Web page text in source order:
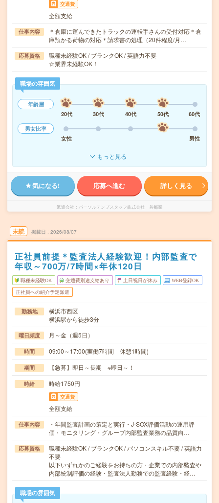
交通費
全額支給
仕事内容
＊倉庫に運んできたトラックの運転手さんの受付対応＊倉
庫預かる荷物の対応＊請求書の処理（20件程度/月…
応募資格
職種未経験OK / ブランクOK / 英語力不要
☆業界未経験OK！
職場の雰囲気
年齢層
20代
30代 40代 50代
60代
男女比率
女性
男性
もっと見る
気になる! 応募へ進む 詳しく見る
派遣会社 パーソルテンプスタッフ株式会社 首都圏
未読 掲載日 2026/08/07
正社員前提＊監査法人経験歓迎！内部監査で
年収～700万/7時間×年休120日
職種未経験OK 交通費別途支給あり 土日祝日が休み WEB登録OK
正社員への紹介予定派遣
勤務地
横浜市西区
横浜駅から徒歩3分
曜日頻度 月～金（週5日）
時間 09:00～17:00(実働7時間 休憩1時間)
期間 【急募】即日～長期 ※即日～！
時給 時給1750円
交通費
全額支給
仕事内容
・年間監査計画の策定と実行・J-SOX評価活動の運用評
価・モニタリング・グループ内部監査業務の品質向…
応募資格
職種未経験OK / ブランクOK / パソコンスキル不要 / 英語力
不要
以下いずれかのご経験をお持ちの方・企業での内部監査や
内部統制評価の経験・監査法人勤務での監査経験・経…
職場の雰囲気